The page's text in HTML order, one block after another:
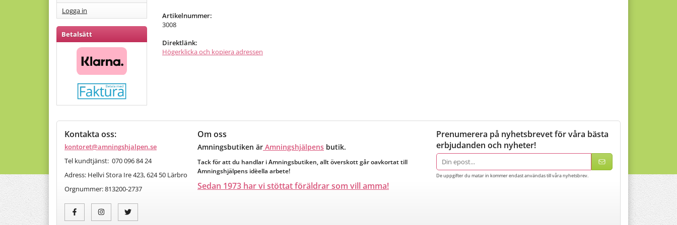
Logga in
Betalsätt
Artikelnummer:
3008
Direktlänk:
Högerklicka och kopiera adressen
Kontakta oss:
kontoret@amningshjalpen.se
Tel kundtjänst: 070 096 84 24
Adress: Hellvi Stora Ire 423, 624 50 Lärbro
Orgnummer:813200-2737
Om oss
Amningsbutiken är Amningshjälpens butik.
Tack för att du handlar i Amningsbutiken, allt överskott går oavkortat till
Amningshjälpens idèella arbete!
Sedan 1973 har vi stöttat föräldrar som vill amma!
Prenumerera på nyhetsbrevet för våra bästa
erbjudanden och nyheter!
E-
postadress
De uppgifter du matar in kommer endast användas till våra nyhetsbrev.